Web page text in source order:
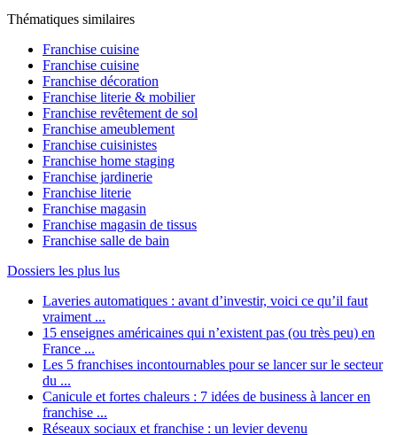
Thématiques similaires
Franchise cuisine
Franchise cuisine
Franchise décoration
Franchise literie & mobilier
Franchise revêtement de sol
Franchise ameublement
Franchise cuisinistes
Franchise home staging
Franchise jardinerie
Franchise literie
Franchise magasin
Franchise magasin de tissus
Franchise salle de bain
Dossiers les plus lus
Laveries automatiques : avant d’investir, voici ce qu’il faut
vraiment ...
15 enseignes américaines qui n’existent pas (ou très peu) en
France ...
Les 5 franchises incontournables pour se lancer sur le secteur
du ...
Canicule et fortes chaleurs : 7 idées de business à lancer en
franchise ...
Réseaux sociaux et franchise : un levier devenu